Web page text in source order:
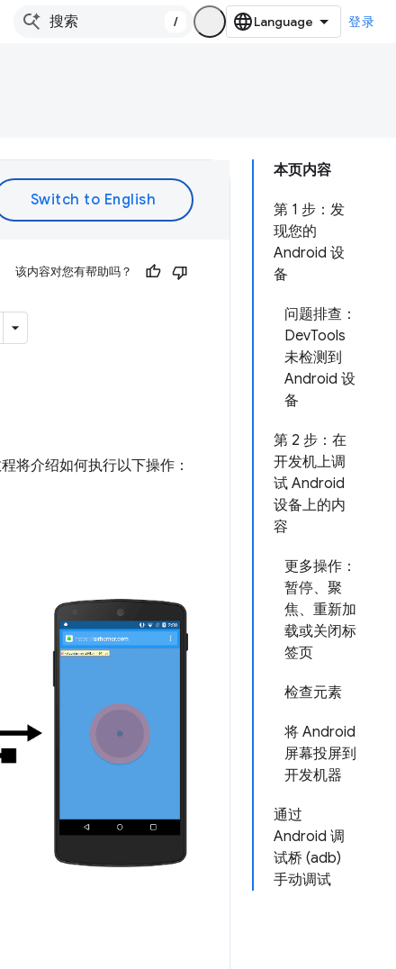
/ 登录
本页内容
第 1 步：发
现您的
Android 设
备
问题排查：
DevTools
未检测到
Android 设
备
第 2 步：在
开发机上调
试 Android
设备上的内
容
更多操作：
暂停、聚
焦、重新加
载或关闭标
签页
检查元素
将 Android
屏幕投屏到
开发机器
通过
Android 调
试桥 (adb)
手动调试
该内容对您有帮助吗？
将介绍如何执行以下操作：